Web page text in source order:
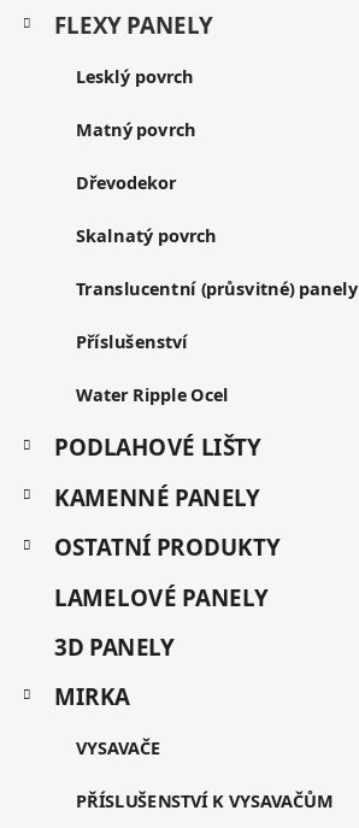
u
a FLEXY PANELY
Lesklý povrch
Matný povrch
Dřevodekor
Skalnatý povrch
Translucentní (průsvitné) panely
Příslušenství
Water Ripple Ocel
PODLAHOVÉ LIŠTY
KAMENNÉ PANELY
OSTATNÍ PRODUKTY
LAMELOVÉ PANELY
3D PANELY
MIRKA
VYSAVAČE
PŘÍSLUŠENSTVÍ K VYSAVAČŮM